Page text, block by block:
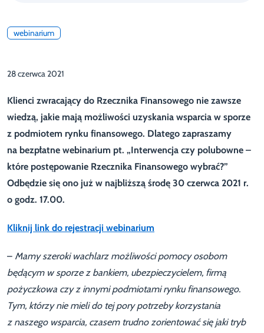
webinarium
28 czerwca 2021
Klienci zwracający do Rzecznika Finansowego nie zawsze
wiedzą, jakie mają możliwości uzyskania wsparcia w sporze
z podmiotem rynku finansowego. Dlatego zapraszamy
na bezpłatne webinarium pt. „Interwencja czy polubowne –
które postępowanie Rzecznika Finansowego wybrać?”
Odbędzie się ono już w najbliższą środę 30 czerwca 2021 r.
o godz. 17.00.
Kliknij link do rejestracji webinarium
– Mamy szeroki wachlarz możliwości pomocy osobom
będącym w sporze z bankiem, ubezpieczycielem, firmą
pożyczkowa czy z innymi podmiotami rynku finansowego.
Tym, którzy nie mieli do tej pory potrzeby korzystania
z naszego wsparcia, czasem trudno zorientować się jaki tryb